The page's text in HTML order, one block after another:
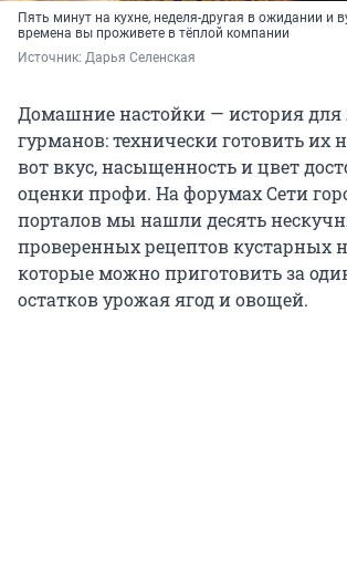
Пять минут на кухне, неделя-другая в ожидании и
времена вы проживете в тёплой компании
Источник: Дарья Селенская
Домашние настойки — история
гурманов: технически готовить их
вот вкус, насыщенность и цвет
оценки профи. На форумах Сети
порталов мы нашли десять
проверенных рецептов кустарных
которые можно приготовить за
остатков урожая ягод и овощей.